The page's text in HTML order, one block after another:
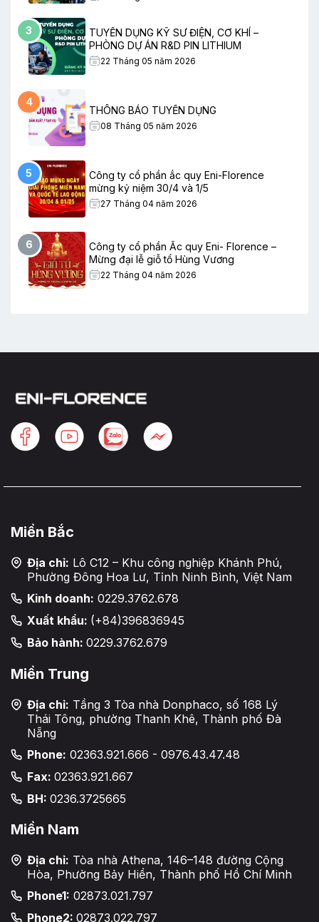
3
TUYỂN DỤNG KỸ SƯ ĐIỆN, CƠ KHÍ –
PHÒNG DỰ ÁN R&D PIN LITHIUM
22 Tháng 05 năm 2026
4
THÔNG BÁO TUYỂN DỤNG
08 Tháng 05 năm 2026
5
Công ty cổ phần ắc quy Eni-Florence
mừng kỷ niệm 30/4 và 1/5
27 Tháng 04 năm 2026
6
Công ty cổ phần Ắc quy Eni- Florence –
Mừng đại lễ giỗ tổ Hùng Vương
22 Tháng 04 năm 2026
Miền Bắc
Địa chỉ: Lô C12 – Khu công nghiệp Khánh Phú,
Phường Đông Hoa Lư, Tỉnh Ninh Bình, Việt Nam
Kinh doanh: 0229.3762.678
Xuất khẩu: (+84)396836945
Bảo hành: 0229.3762.679
Miền Trung
Địa chỉ: Tầng 3 Tòa nhà Donphaco, số 168 Lý
Thái Tông, phường Thanh Khê, Thành phố Đà
Nẵng
Phone: 02363.921.666 - 0976.43.47.48
Fax: 02363.921.667
BH: 0236.3725665
Miền Nam
Địa chỉ: Tòa nhà Athena, 146–148 đường Cộng
Hòa, Phường Bảy Hiền, Thành phố Hồ Chí Minh
Phone1: 02873.021.797
Phone2: 02873.022.797